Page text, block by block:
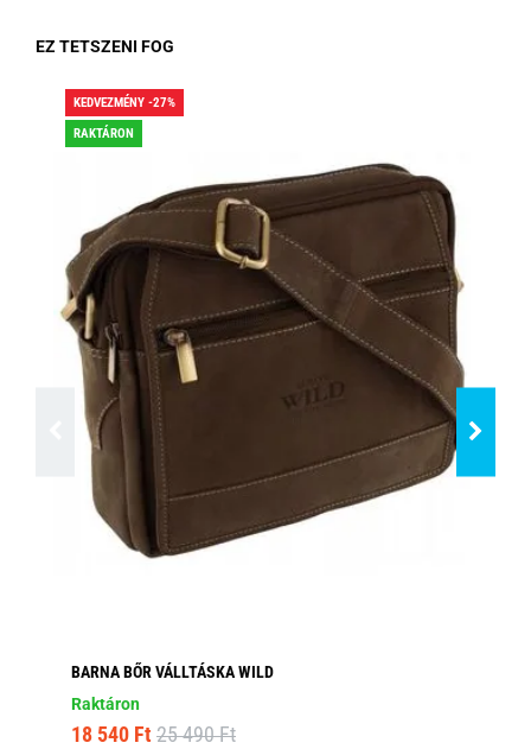
EZ TETSZENI FOG
KEDVEZMÉNY -27%
RAKTÁRON
BARNA BŐR VÁLLTÁSKA WILD
Raktáron
18 540 Ft 25 490 Ft